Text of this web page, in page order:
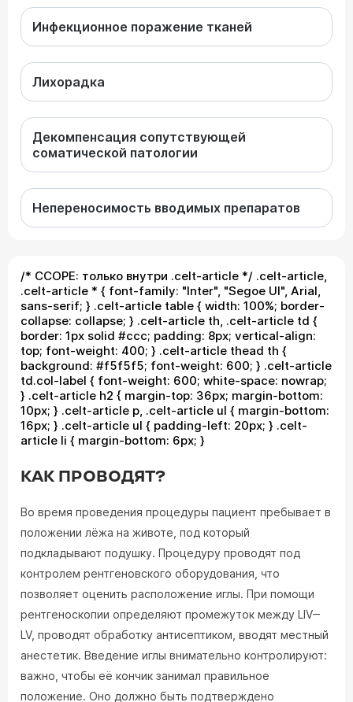
Инфекционное поражение тканей
Лихорадка
Декомпенсация сопутствующей
соматической патологии
Непереносимость вводимых препаратов
/* СCOPE: только внутри .celt-article */ .celt-article,
.celt-article * { font-family: "Inter", "Segoe UI", Arial,
sans-serif; } .celt-article table { width: 100%; border-
collapse: collapse; } .celt-article th, .celt-article td {
border: 1px solid #ccc; padding: 8px; vertical-align:
top; font-weight: 400; } .celt-article thead th {
background: #f5f5f5; font-weight: 600; } .celt-article
td.col-label { font-weight: 600; white-space: nowrap;
} .celt-article h2 { margin-top: 36px; margin-bottom:
10px; } .celt-article p, .celt-article ul { margin-bottom:
16px; } .celt-article ul { padding-left: 20px; } .celt-
article li { margin-bottom: 6px; }
КАК ПРОВОДЯТ?
Во время проведения процедуры пациент пребывает в
положении лёжа на животе, под который
подкладывают подушку. Процедуру проводят под
контролем рентгеновского оборудования, что
позволяет оценить расположение иглы. При помощи
рентгеноскопии определяют промежуток между LIV‒
LV, проводят обработку антисептиком, вводят местный
анестетик. Введение иглы внимательно контролируют:
важно, чтобы её кончик занимал правильное
положение. Оно должно быть подтверждено